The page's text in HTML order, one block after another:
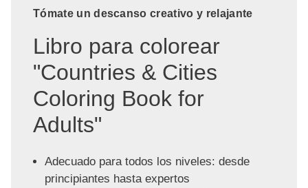
Tómate un descanso creativo y relajante
Libro para colorear
"Countries & Cities
Coloring Book for
Adults"
Adecuado para todos los niveles: desde
principiantes hasta expertos